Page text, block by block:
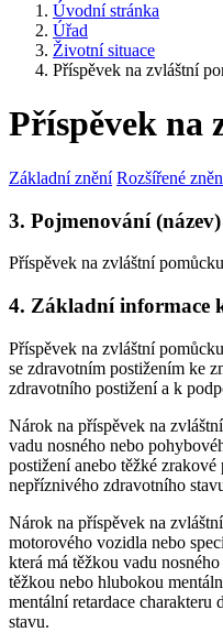
Úvodní stránka
Úřad
Životní situace
Příspěvek na zvláštní
Příspěvek na
Základní znění Rozšířené
3. Pojmenování
Příspěvek na zvláštní pomůcku
4. Základní informace
Příspěvek na zvláštní
se zdravotním postižením ke
zdravotního postižení a k
Nárok na příspěvek na
vadu nosného nebo
postižení anebo těžké
nepříznivého zdravotního
Nárok na příspěvek na
motorového vozidla nebo
která má těžkou vadu
těžkou nebo hlubokou
mentální retardace
stavu.